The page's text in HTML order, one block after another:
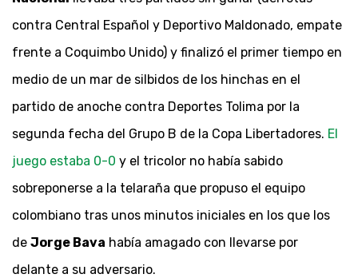
contra Central Español y Deportivo Maldonado, empate
frente a Coquimbo Unido) y finalizó el primer tiempo en
medio de un mar de silbidos de los hinchas en el
partido de anoche contra Deportes Tolima por la
segunda fecha del Grupo B de la Copa Libertadores. El
juego estaba 0-0 y el tricolor no había sabido
sobreponerse a la telaraña que propuso el equipo
colombiano tras unos minutos iniciales en los que los
de Jorge Bava había amagado con llevarse por
delante a su adversario.